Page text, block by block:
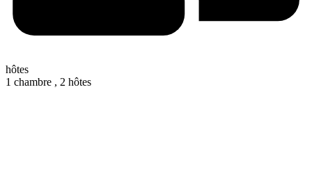
hôtes
1 chambre , 2 hôtes